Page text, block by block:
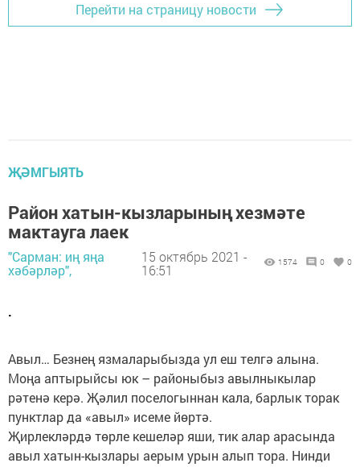
Перейти на страницу новости
ҖӘМГЫЯТЬ
Район хатын-кызларының хезмәте
мактауга лаек
"Сарман: иң яңа
хәбәрләр",
15 октябрь 2021 -
16:51
1574 0 0
.
Авыл… Безнең язмаларыбызда ул еш телгә алына.
Моңа аптырыйсы юк – районыбыз авылныкылар
рәтенә керә. Җәлил поселогыннан кала, барлык торак
пунктлар да «авыл» исеме йөртә.
Җирлекләрдә төрле кешеләр яши, тик алар арасында
авыл хатын-кызлары аерым урын алып тора. Нинди